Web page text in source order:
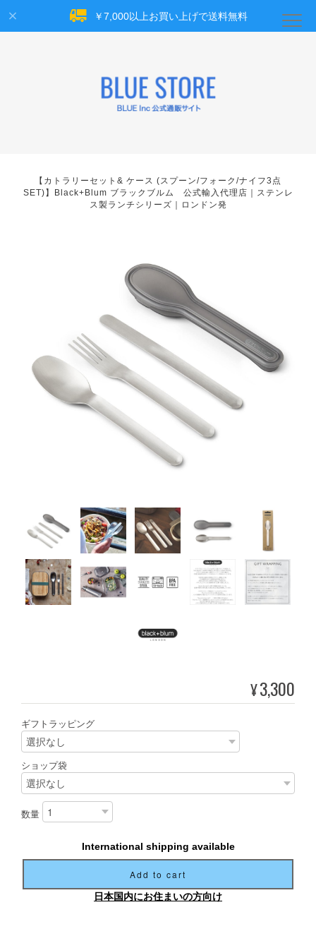
￥7,000以上お買い上げで送料無料
【カトラリーセット& ケース (スプーン/フォーク/ナイフ3点
SET)】Black+Blum ブラックブルム 公式輸入代理店｜ステンレ
ス製ランチシリーズ｜ロンドン発
¥3,300
ギフトラッピング
ショップ袋
数量
International shipping available
Add to cart
日本国内にお住まいの方向け